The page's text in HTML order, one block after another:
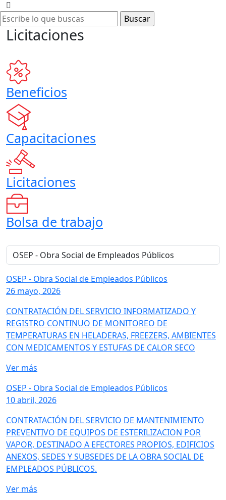
Licitaciones
Beneficios
Capacitaciones
Licitaciones
Bolsa de trabajo
OSEP - Obra Social de Empleados Públicos
26 mayo, 2026
CONTRATACIÓN DEL SERVICIO INFORMATIZADO Y
REGISTRO CONTINUO DE MONITOREO DE
TEMPERATURAS EN HELADERAS, FREEZERS, AMBIENTES
CON MEDICAMENTOS Y ESTUFAS DE CALOR SECO
Ver más
OSEP - Obra Social de Empleados Públicos
10 abril, 2026
CONTRATACIÓN DEL SERVICIO DE MANTENIMIENTO
PREVENTIVO DE EQUIPOS DE ESTERILIZACION POR
VAPOR, DESTINADO A EFECTORES PROPIOS, EDIFICIOS
ANEXOS, SEDES Y SUBSEDES DE LA OBRA SOCIAL DE
EMPLEADOS PÚBLICOS.
Ver más